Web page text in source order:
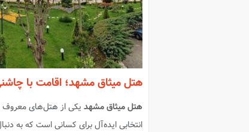
هتل میثاق مشهد؛ اقامت با
هتل میثاق مشهد یکی از هتل‌های معروف
انتخابی ایده‌آل برای کسانی است که به